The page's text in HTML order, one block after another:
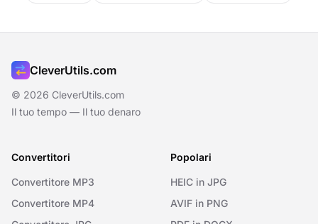
CleverUtils.com
© 2026 CleverUtils.com
Il tuo tempo — Il tuo denaro
Convertitori
Convertitore MP3
Convertitore MP4
Popolari
HEIC in JPG
AVIF in PNG